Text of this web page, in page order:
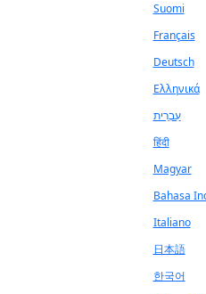
Suomi
Français
Deutsch
Ελληνικά
עִבְרִית
हिंदी
Magyar
Bahasa
Italiano
日本語
한국어